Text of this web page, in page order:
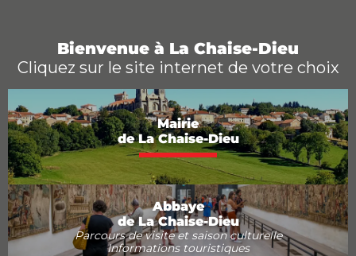
Bienvenue à La Chaise-Dieu
Cliquez sur le site internet de votre choix
Mairie
de La Chaise-Dieu
Abbaye
de La Chaise-Dieu
Parcours de visite et saison culturelle
Informations touristiques